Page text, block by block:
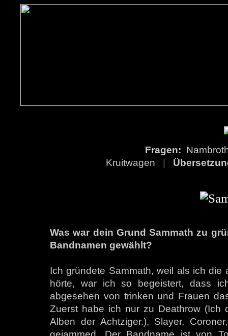
Fragen:
Kruitwagen
Was war dein Grund Sammath zu
Bandnamen gewählt?
Ich gründete Sammath, weil als ich
hörte, war ich so begeistert, dass
abgesehen von trinken und Frauen
Zuerst habe ich nur zu Deathrow (Ich
Alben der Achtziger.), Slayer,